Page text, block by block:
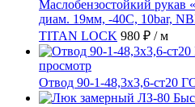
Маслобензостойкий
диам. 19мм, -40C, 10bar,
TITAN LOCK 980 ₽ / м
просмотр
Отвод 90-1-48,3х3,6-ст20